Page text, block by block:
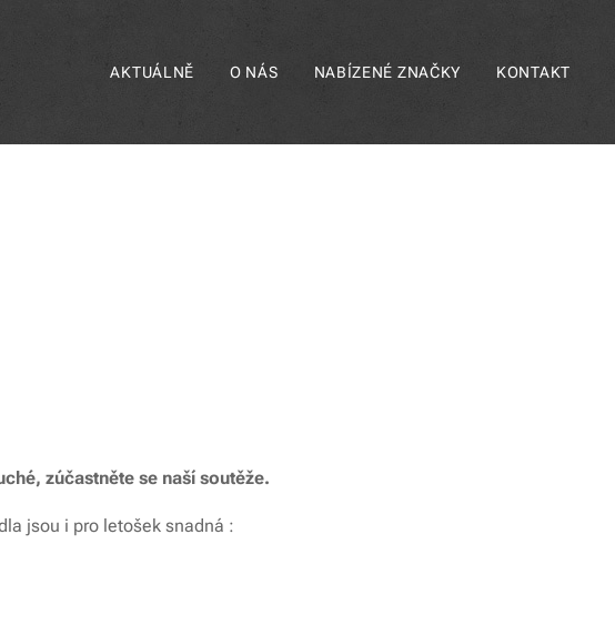
AKTUÁLNĚ O NÁS NABÍZENÉ ZNAČKY KONTAKT
zúčastněte se naší soutěže.
jsou i pro letošek snadná :